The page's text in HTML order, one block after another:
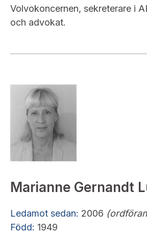
Volvokoncernen, sekreterare i
och advokat.
Marianne Gernandt
Ledamot sedan: 2006
Född: 1949